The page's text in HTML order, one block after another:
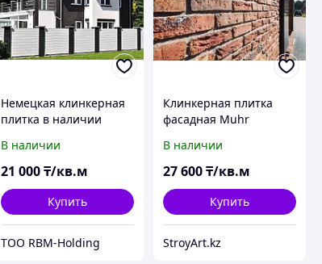
Немецкая клинкерная
плитка в наличии
В наличии
21 000 ₸/кв.м
Купить
ТОО RBM-Holding
Клинкерная плитка
фасадная Muhr
В наличии
27 600₸/кв.м
Купить
StroyArt.kz